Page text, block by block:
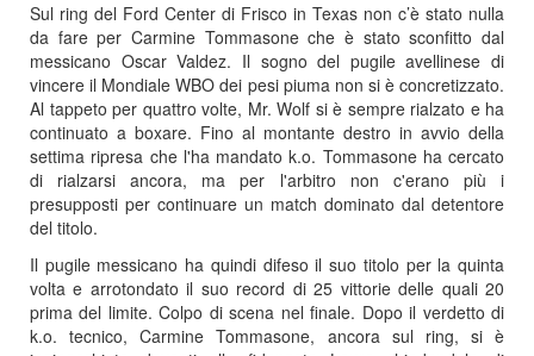
Sul ring del Ford Center di Frisco in Texas non c’è stato nulla
da fare per Carmine Tommasone che è stato sconfitto dal
messicano Oscar Valdez. Il sogno del pugile avellinese di
vincere il Mondiale WBO dei pesi piuma non si è concretizzato.
Al tappeto per quattro volte, Mr. Wolf si è sempre rialzato e ha
continuato a boxare. Fino al montante destro in avvio della
settima ripresa che l'ha mandato k.o. Tommasone ha cercato
di rialzarsi ancora, ma per l'arbitro non c'erano più i
presupposti per continuare un match dominato dal detentore
del titolo.
Il pugile messicano ha quindi difeso il suo titolo per la quinta
volta e arrotondato il suo record di 25 vittorie delle quali 20
prima del limite. Colpo di scena nel finale. Dopo il verdetto di
k.o. tecnico, Carmine Tommasone, ancora sul ring, si è